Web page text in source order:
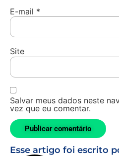
E-mail *
Site
Salvar meus dados neste
vez que eu comentar.
Esse artigo foi escrito